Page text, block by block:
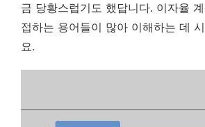
금 당황스럽기도 했답니다. 이자율
접하는 용어들이 많아 이해하는 데
요.